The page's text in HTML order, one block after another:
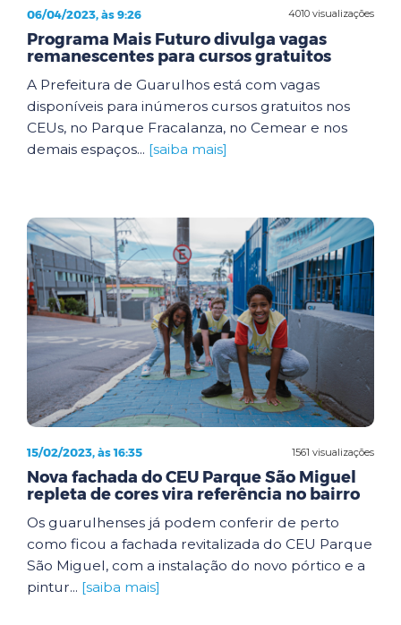
4010 visualizações
06/04/2023, às 9:26
Programa Mais Futuro divulga vagas
remanescentes para cursos gratuitos
A Prefeitura de Guarulhos está com vagas
disponíveis para inúmeros cursos gratuitos nos
CEUs, no Parque Fracalanza, no Cemear e nos
demais espaços... [saiba mais]
1561 visualizações
15/02/2023, às 16:35
Nova fachada do CEU Parque São Miguel
repleta de cores vira referência no bairro
Os guarulhenses já podem conferir de perto
como ficou a fachada revitalizada do CEU Parque
São Miguel, com a instalação do novo pórtico e a
pintur... [saiba mais]